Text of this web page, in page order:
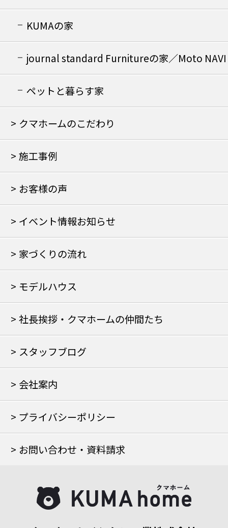
KUMAの家
journal standard Furnitureの家／Moto NAVI
の家
ペットと暮らす家
クマホームのこだわり
施工事例
お客様の声
イベント情報お知らせ
家づくりの流れ
モデルハウス
社長挨拶・クマホームの仲間たち
スタッフブログ
会社案内
プライバシーポリシー
お問い合わせ・資料請求